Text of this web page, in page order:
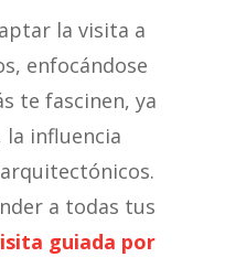
la visita a
enfocándose
te fascinen, ya
la influencia
a todas tus
guiada por